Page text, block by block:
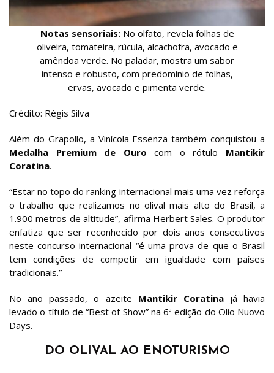
Notas sensoriais:No olfato, revela folhas de
oliveira, tomateira, rúcula, alcachofra, avocado e
amêndoa verde. No paladar, mostra um sabor
intenso e robusto, com predomínio de folhas,
ervas, avocado e pimenta verde.
Crédito: Régis Silva
Além do Grapollo, a Vinícola Essenza também conquistou a
Medalha Premium de Ouro com o rótulo Mantikir
Coratina.
“Estar no topo do ranking internacional mais uma vez reforça
o trabalho que realizamos no olival mais alto do Brasil, a
1.900 metros de altitude”, afirma Herbert Sales. O produtor
enfatiza que ser reconhecido por dois anos consecutivos
neste concurso internacional “é uma prova de que o Brasil
tem condições de competir em igualdade com países
tradicionais.”
No ano passado, o azeite Mantikir Coratinajá havia
levado o título de “Best of Show” na 6ª edição do Olio Nuovo
Days.
DO OLIVAL AO ENOTURISMO